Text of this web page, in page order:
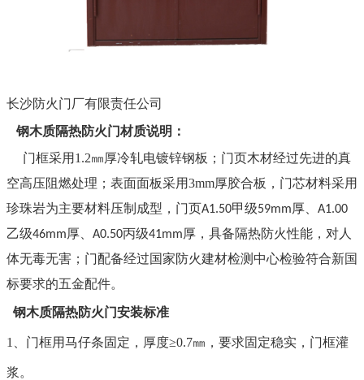
长沙防火门厂有限责任公司
钢木质隔热防火门材质说明：
门框采用 1.2㎜厚冷轧电镀锌钢板；门页木材经过先进的真
空高压阻燃处理；表面面板采用3mm厚胶合板，门芯材料采用
珍珠岩为主要材料压制成型，门页A1.50甲级59mm厚、 A1.00
乙级46mm厚、 A0.50丙级41mm厚，具备隔热防火性能，对人
体无毒无害；门配备经过国家防火建材检测中心检验符合新国
标要求的五金配件。
钢木质隔热防火门安装标准
1 、门框用马仔条固定，厚度≥0.7㎜，要求固定稳实，门框灌
浆。